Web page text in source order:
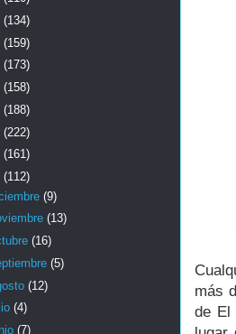
más
de El
(134)
(159)
(173)
(158)
(188)
(222)
(161)
(112)
(9)
(13)
(16)
(5)
(12)
(4)
(7)